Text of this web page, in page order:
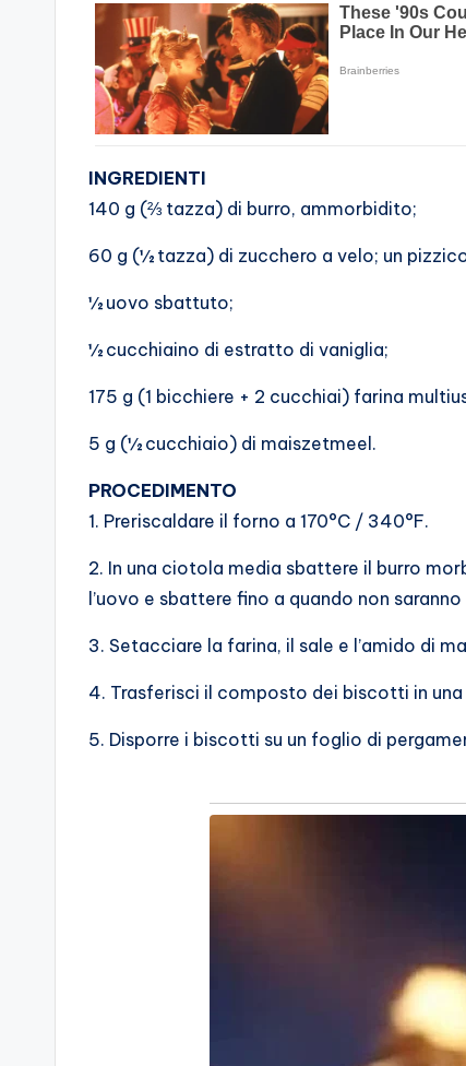
INGREDIENTI
140 g (⅔ tazza) di burro, ammorbidito;
60 g (½ tazza) di zucchero a velo; un
½ uovo sbattuto;
½ cucchiaino di estratto di vaniglia;
175 g (1 bicchiere + 2 cucchiai) farina
5 g (½ cucchiaio) di maiszetmeel.
PROCEDIMENTO
1. Preriscaldare il forno a 170°C / 340°F.
2. In una ciotola media sbattere il burro
l’uovo e sbattere fino a quando non
3. Setacciare la farina, il sale e l’amido di
4. Trasferisci il composto dei biscotti in
5. Disporre i biscotti su un foglio di